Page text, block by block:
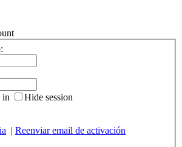
in Hide session
| Reenviar email de activación